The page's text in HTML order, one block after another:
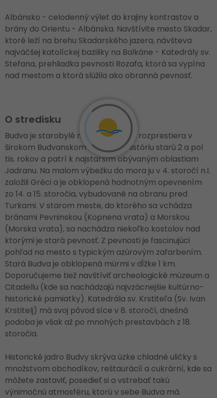
Albánsko - celodenný výlet do krajiny kontrastov a
brány do Orientu - Albánska. Navštívite mesto Skadar,
ktoré leží na brehu Skadarského jazera, návšteva
najväčšej katolíckej baziliky na Balkáne - Katedrály sv.
Stefana, prehliadka pevnosti Rozafa, ktorá sa vypína
nad mestom a ktorá slúžila ako obranná pevnosť.
O stredisku
Budva je starobylé mesto, ktoré sa rozprestiera v
širokom Budvanskom zálive. Má históriu starú 2 a pol
tis. rokov a patrí k najstarším obývaným oblastiam
Jadranu. Na malom výbežku do mora ju v 4. storočí n.l.
založili Gréci a je obklopená hodnotným opevnením
zo 14. a 15. storočia, vybudované na obranu pred
Turkami. V starom meste, do ktorého sa vchádza
bránami Pevninskou (Kopnena vrata) a Morskou
(Morska vrata), sa nachádza niekoľko kostolov nad
ktorými je stará pevnosť. Z pevnosti je fascinujúci
pohľad na mesto s typickým azúrovým zafarbením.
Stará Budva je obklopená múrmi v dĺžke 1 km.
Doporučujeme tiež navštíviť archeologické múzeum a
Citadellu (kde sa nachádzajú najvzácnejšie kultúrno-
historické pamiatky). Katedrála sv. Krstiteľa (Sv. Ivan
Krstitelj) má svoj pôvod síce v 8. storočí, dnešná
podoba je však až po mnohých prestavbách z 18.
storočia.
Historické jadro Budvy skrýva úzke chladné uličky s
množstvom obchodíkov, reštaurácií a cukrární, kde sa
môžete zastaviť, posedieť si a vstrebať takú
výnimočnú atmosféru, ktorú v sebe Budva má.